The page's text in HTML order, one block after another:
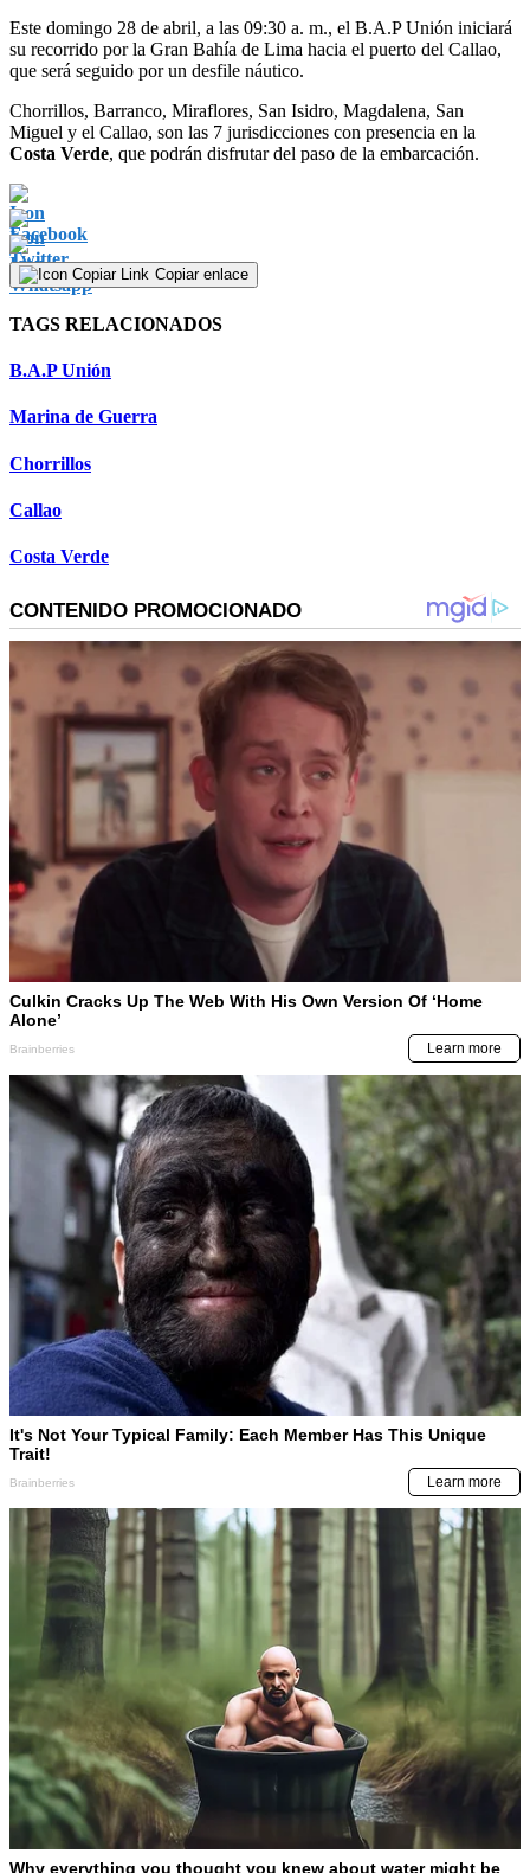
Este domingo 28 de abril, a las 09:30 a. m., el B.A.P Unión iniciará
su recorrido por la Gran Bahía de Lima hacia el puerto del Callao,
que será seguido por un desfile náutico.
Chorrillos, Barranco, Miraflores, San Isidro, Magdalena, San
Miguel y el Callao, son las 7 jurisdicciones con presencia en la
Costa Verde, que podrán disfrutar del paso de la embarcación.
Copiar enlace
TAGS RELACIONADOS
B.A.P Unión
Marina de Guerra
Chorrillos
Callao
Costa Verde